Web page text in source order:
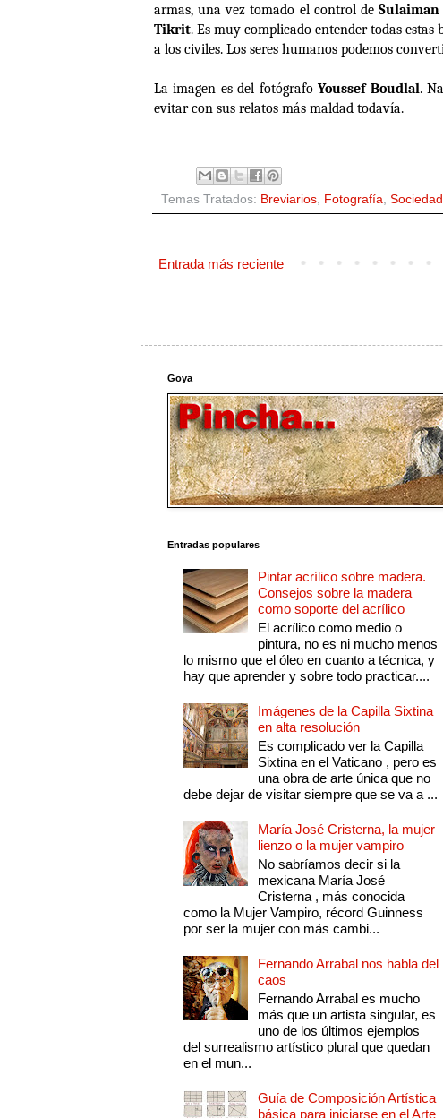
armas, una vez tomado el control de
Tikrit. Es muy complicado entender todas
a los civiles. Los seres humanos podemos
La imagen es del fotógrafoYoussef Boudlal.
evitar con sus relatos más maldad todavía.
Temas Tratados: Breviarios, Fotografía Sociedad
Entrada más reciente
Goya
Entradas populares
Pintar acrílico sobre madera.
Consejos sobre la madera
como soporte del acrílico
El acrílico como medio o
pintura, no es ni mucho menos
lo mismo que el óleo en cuanto a técnica, y
hay que aprender y sobre todo practicar....
Imágenes de la Capilla Sixtina
en alta resolución
Es complicado ver la Capilla
Sixtina en el Vaticano , pero es
una obra de arte única que no
debe dejar de visitar siempre que se va a ...
María José Cristerna, la mujer
lienzo o la mujer vampiro
No sabríamos decir si la
mexicana María José
Cristerna , más conocida
como la Mujer Vampiro, récord Guinness
por ser la mujer con más cambi...
Fernando Arrabal nos habla del
caos
Fernando Arrabal es mucho
más que un artista singular, es
uno de los últimos ejemplos
del surrealismo artístico plural que quedan
en el mun...
Guía de Composición Artística
básica para iniciarse en el Arte